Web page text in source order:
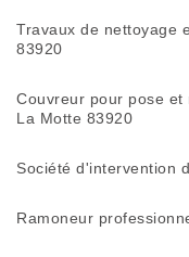
Travaux de nettoyage
83920
Couvreur pour pose
La Motte 83920
Société d'intervention
Ramoneur